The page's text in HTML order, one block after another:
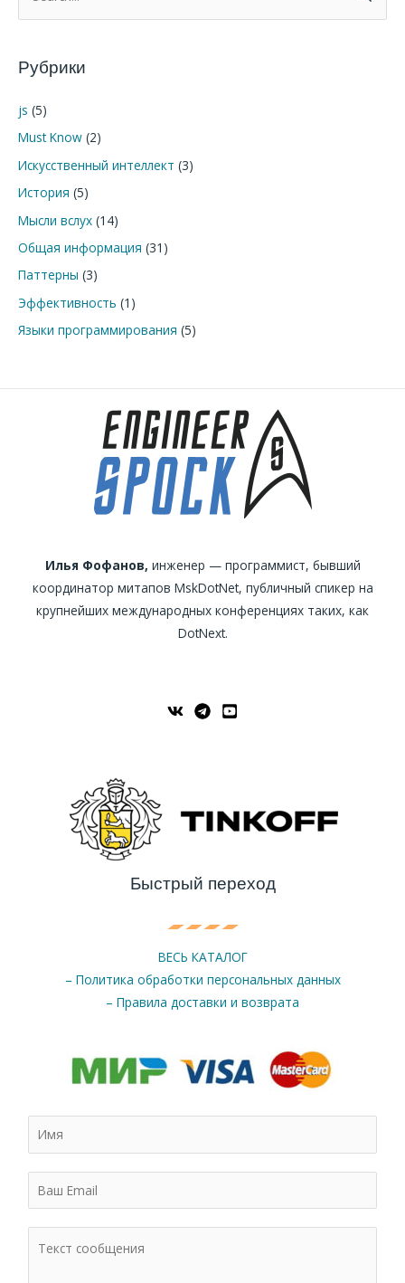
о
с
:
Рубрики
js (5)
Must Know (2)
Искусственный интеллект (3)
История (5)
Мысли вслух (14)
Общая информация (31)
Паттерны (3)
Эффективность (1)
Языки программирования (5)
Илья Фофанов, инженер — программист, бывший
координатор митапов MskDotNet, публичный спикер на
крупнейших международных конференциях таких, как
DotNext.
Быстрый переход
ВЕСЬ КАТАЛОГ
– Политика обработки персональных данных
– Правила доставки и возврата